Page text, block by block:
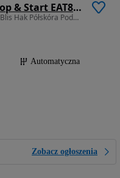
Peugeot 3008 BlueHDi 130 Stop & Start EAT8 Allure
1499 cm3 • 130 KM • Kamera Nawigacja Blis Hak Półskóra Podgrzewane fotele Bezwypadek
Automatyczna
Zobacz ogłoszenia